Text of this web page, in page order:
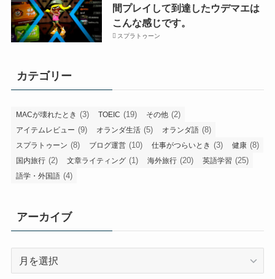
間プレイして到達したウデマエは
こんな感じです。
スプラトゥーン
カテゴリー
MACが壊れたとき (3) TOEIC (19) その他 (2)
アイテムレビュー (9) オランダ生活 (5) オランダ語 (8)
スプラトゥーン (8) ブログ運営 (10) 仕事がつらいとき (3) 健康 (8)
国内旅行 (2) 文章ライティング (1) 海外旅行 (20) 英語学習 (25)
語学・外国語 (4)
アーカイブ